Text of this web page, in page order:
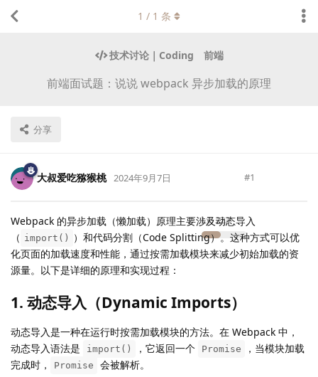
技术讨论｜Coding 前端
前端面试题：说说 webpack 异步加载的原理
分享
1 / 1 条
大叔爱吃猕猴桃
Lv.223
2024年9月7日 #1
Webpack 的异步加载（懒加载）原理主要涉及动态导入
（ import()
）和代码分割（Code Splitting）。这种方式可以优
化页面的加载速度和性能，通过按需加载模块来减少初始加载的资
源量。以下是详细的原理和实现过程：
1. 动态导入（Dynamic Imports）
动态导入是一种在运行时按需加载模块的方法。在 Webpack 中，
动态导入语法是
import() ，它返回一个 Promise
，当模块加载
完成时，
Promise 会被解析。